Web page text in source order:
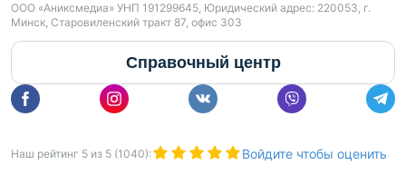
ООО «Аниксмедиа» УНП 191299645, Юридический адрес: 220053, г.
Минск, Старовиленский тракт 87, офис 303
Справочный центр
Наш рейтинг 5 из 5 (1040): Войдите чтобы оценить